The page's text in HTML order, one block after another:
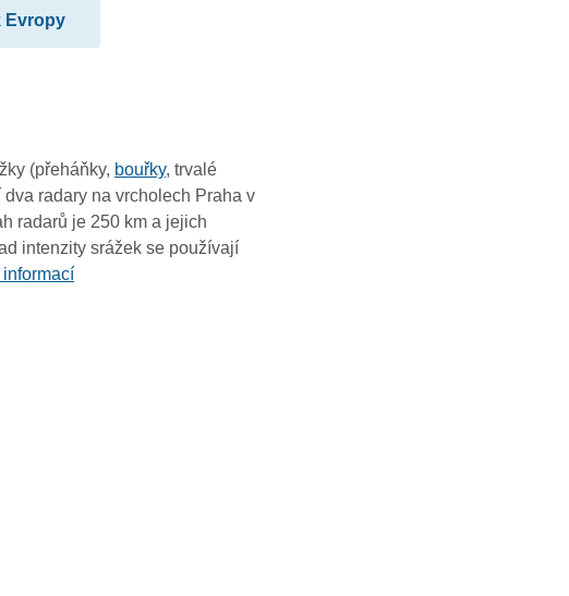
05:45
05:35
05:25
05:15
Evropy
(přeháňky, bouřky, trvalé
radary na vrcholech Praha v
radarů je 250 km a jejich
intenzity srážek se používají